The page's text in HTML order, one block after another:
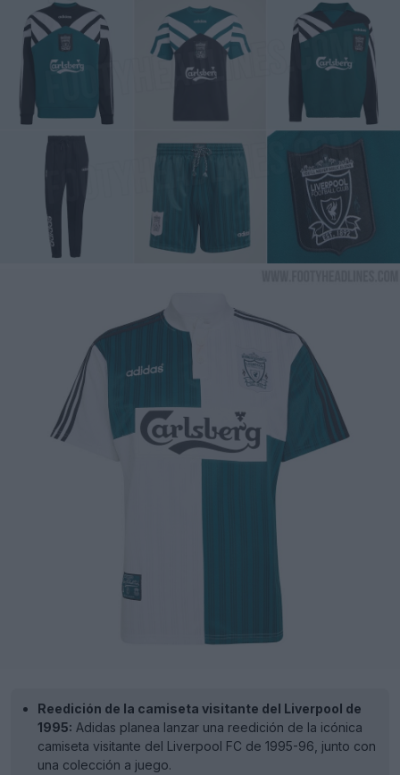
Reedición de la camiseta visitante del Liverpool de
1995: Adidas planea lanzar una reedición de la icónica
camiseta visitante del Liverpool FC de 1995-96, junto con
una colección a juego.